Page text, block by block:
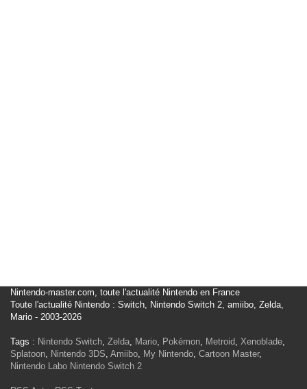
Nintendo-master.com, toute l'actualité Nintendo en France
Toute l'actualité Nintendo : Switch, Nintendo Switch 2, amiibo, Zelda,
Mario - 2003-2026
Tags : Nintendo Switch, Zelda, Mario, Pokémon, Metroid, Xenoblade,
Splatoon, Nintendo 3DS, Amiibo, My Nintendo, Cartoon Master,
Nintendo Labo Nintendo Switch 2